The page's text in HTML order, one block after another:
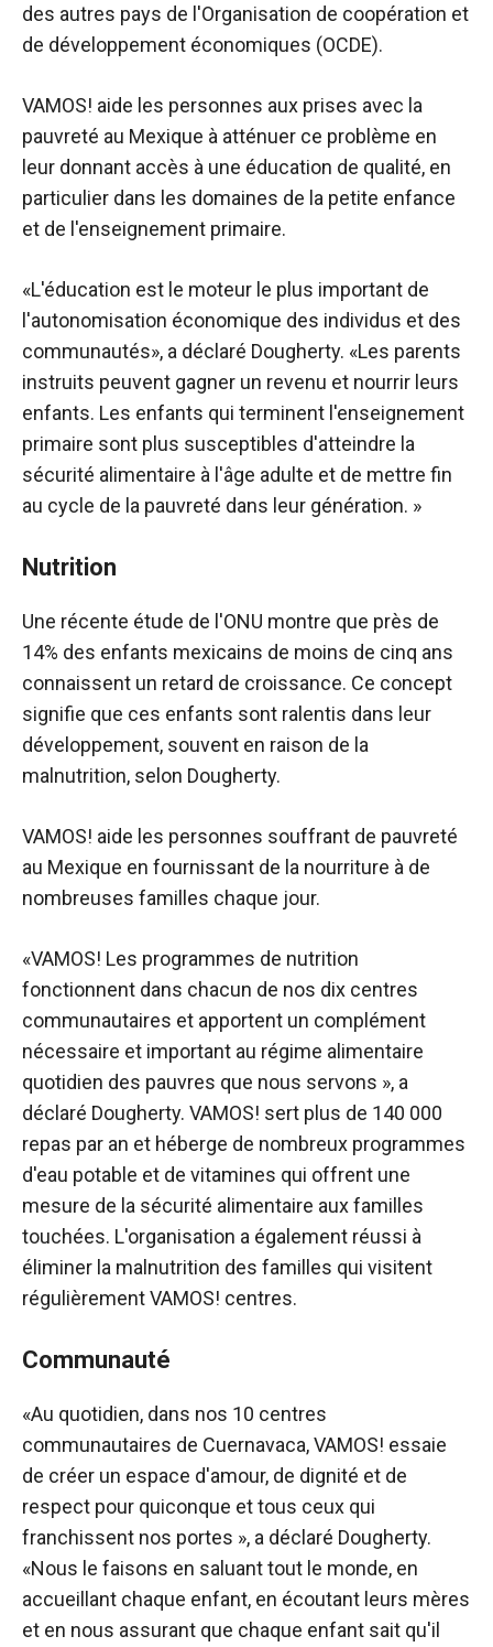
des autres pays de l'Organisation de coopération et
de développement économiques (OCDE).
VAMOS! aide les personnes aux prises avec la
pauvreté au Mexique à atténuer ce problème en
leur donnant accès à une éducation de qualité, en
particulier dans les domaines de la petite enfance
et de l'enseignement primaire.
«L'éducation est le moteur le plus important de
l'autonomisation économique des individus et des
communautés», a déclaré Dougherty. «Les parents
instruits peuvent gagner un revenu et nourrir leurs
enfants. Les enfants qui terminent l'enseignement
primaire sont plus susceptibles d'atteindre la
sécurité alimentaire à l'âge adulte et de mettre fin
au cycle de la pauvreté dans leur génération. »
Nutrition
Une récente étude de l'ONU montre que près de
14% des enfants mexicains de moins de cinq ans
connaissent un retard de croissance. Ce concept
signifie que ces enfants sont ralentis dans leur
développement, souvent en raison de la
malnutrition, selon Dougherty.
VAMOS! aide les personnes souffrant de pauvreté
au Mexique en fournissant de la nourriture à de
nombreuses familles chaque jour.
«VAMOS! Les programmes de nutrition
fonctionnent dans chacun de nos dix centres
communautaires et apportent un complément
nécessaire et important au régime alimentaire
quotidien des pauvres que nous servons », a
déclaré Dougherty. VAMOS! sert plus de 140 000
repas par an et héberge de nombreux programmes
d'eau potable et de vitamines qui offrent une
mesure de la sécurité alimentaire aux familles
touchées. L'organisation a également réussi à
éliminer la malnutrition des familles qui visitent
régulièrement VAMOS! centres.
Communauté
«Au quotidien, dans nos 10 centres
communautaires de Cuernavaca, VAMOS! essaie
de créer un espace d'amour, de dignité et de
respect pour quiconque et tous ceux qui
franchissent nos portes », a déclaré Dougherty.
«Nous le faisons en saluant tout le monde, en
accueillant chaque enfant, en écoutant leurs mères
et en nous assurant que chaque enfant sait qu'il